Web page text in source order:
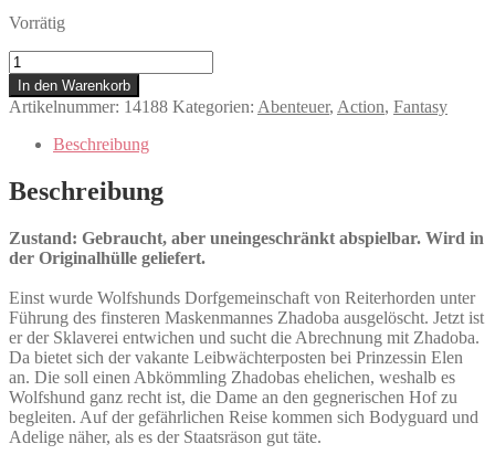
Vorrätig
Wolfhound
Menge
In den Warenkorb
Artikelnummer: 14188 Kategorien: Abenteuer, Action, Fantasy
Beschreibung
Beschreibung
Zustand: Gebraucht, aber uneingeschränkt abspielbar. Wird in
der Originalhülle geliefert.
Einst wurde Wolfshunds Dorfgemeinschaft von Reiterhorden unter
Führung des finsteren Maskenmannes Zhadoba ausgelöscht. Jetzt ist
er der Sklaverei entwichen und sucht die Abrechnung mit Zhadoba.
Da bietet sich der vakante Leibwächterposten bei Prinzessin Elen
an. Die soll einen Abkömmling Zhadobas ehelichen, weshalb es
Wolfshund ganz recht ist, die Dame an den gegnerischen Hof zu
begleiten. Auf der gefährlichen Reise kommen sich Bodyguard und
Adelige näher, als es der Staatsräson gut täte.